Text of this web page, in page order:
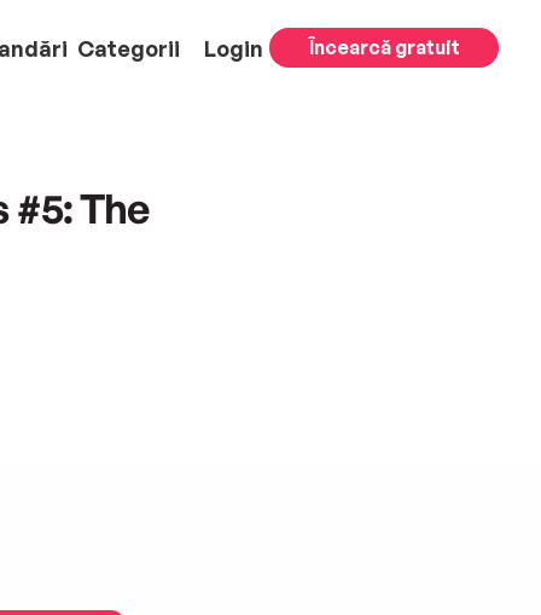
Categorii Login Încearcă gratuit
The